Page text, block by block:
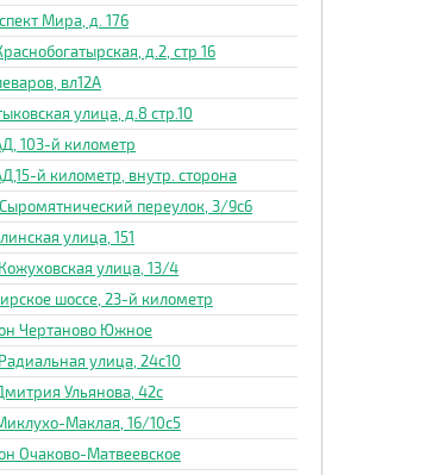
Мира, д. 176
д.2, стр 16
вл12А
улица, д.8 стр.10
103-й километр
й километр, внутр. сторона
переулок, 3/9с6
улица, 151
улица, 13/4
шоссе, 23-й километр
Чертаново Южное
улица, 24с10
Ульянова, 42с
Маклая, 16/10с5
Очаково-Матвеевское